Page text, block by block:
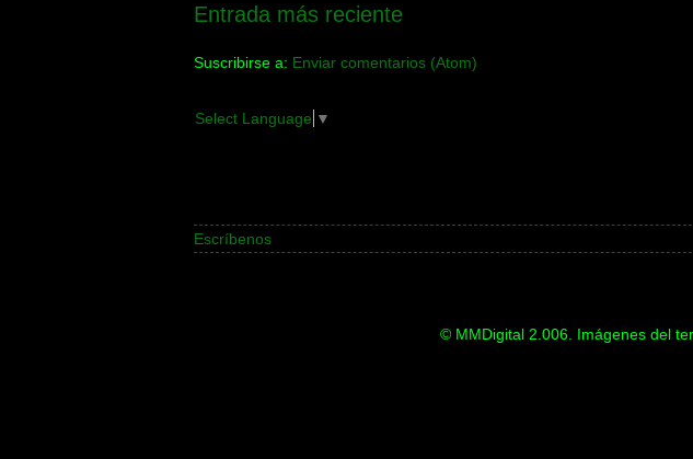
Entrada más reciente
Suscribirse a: Enviar comentarios (Atom)
Select Language ▼
Escríbenos
© MMDigital 2.006. Imágenes del